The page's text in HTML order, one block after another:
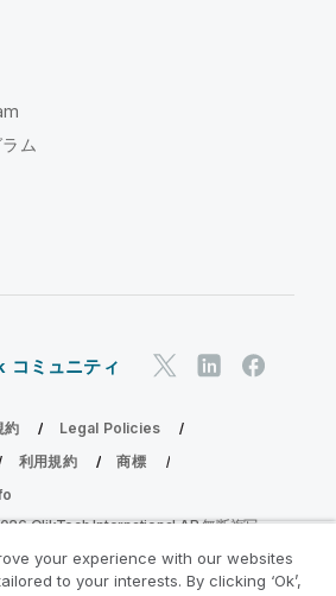
ム
コミュニティ
約
Legal Policies
利用規約
商標
QlikTech International AB.無断複写・
your experience with our websites
to your interests. By clicking ‘Ok’,